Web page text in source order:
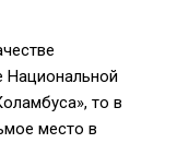
Национальной
то в
место в